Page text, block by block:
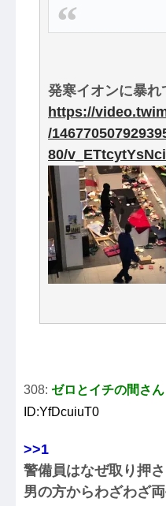
発寒イオンに暴
https://
/
80/
308: ゼロとイチの間さん
ID:YfDcuiuT0
>>1
警備員はなぜ取り押
男の方からわざわざ